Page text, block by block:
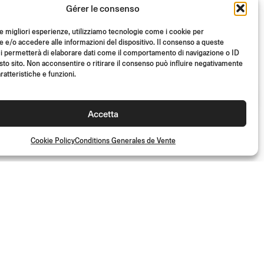
Gérer le consenso
migliori esperienze, utilizziamo tecnologie come i cookie per
e/o accedere alle informazioni del dispositivo. Il consenso a queste
permetterà di elaborare dati come il comportamento di navigazione o ID
sito. Non acconsentire o ritirare il consenso può influire negativamente
e funzioni.
Accetta
Cookie PolicyConditions Generales de Vente
30GRADI
Ø 22 mm